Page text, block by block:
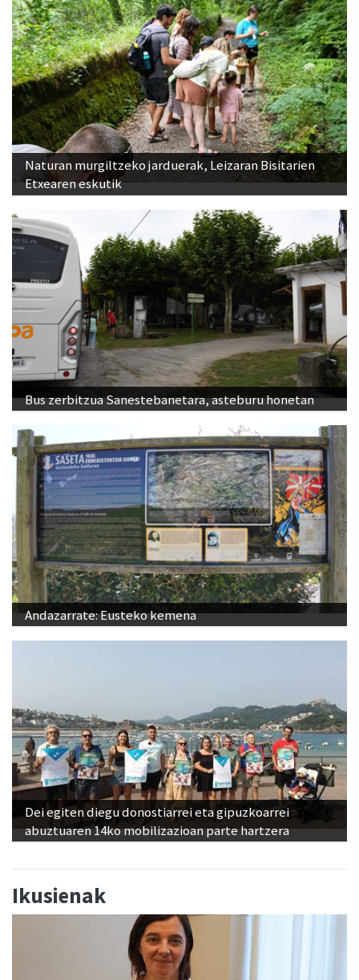
Naturan murgiltzeko jarduerak, Leizaran Bisitarien
Etxearen eskutik
Bus zerbitzua Sanestebanetara, asteburu honetan
Andazarrate: Eusteko kemena
Dei egiten diegu donostiarrei eta gipuzkoarrei
abuztuaren 14ko mobilizazioan parte hartzera
Ikusienak